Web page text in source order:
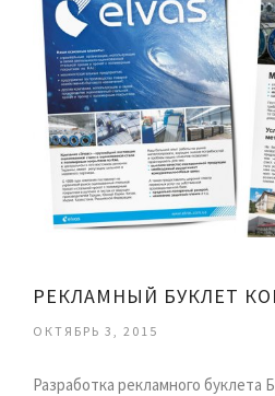
РЕКЛАМНЫЙ БУКЛЕТ
ОКТЯБРЬ 3, 2015
Разработка рекламного буклета